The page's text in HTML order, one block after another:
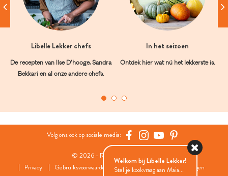
Libelle Lekker chefs
De recepten van Ilse D’hooge, Sandra
Bekkari en al onze andere chefs.
In het seizoen
Ontdek hier wat nú het lekkerste is.
Volg ons ook op sociale media:
© 2026 - Roularta Media Group
Privacy
Gebruiksvoorwaarden Cookies Cookies instellingen
Welkom bij Libelle Lekker!
Stel je kookvraag aan Maia...